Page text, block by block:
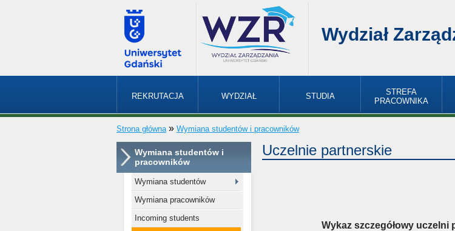
Wydział
REKRUTACJA WYDZIAŁ STUDIA
STREFA
PRACOWNIKA
Strona główna » Wymiana studentów i pracowników
Wymiana studentów i
pracowników
Wymiana studentów
Wymiana pracowników
Incoming students
Uczelnie partnerskie
Wykaz szczegółowy uczelni